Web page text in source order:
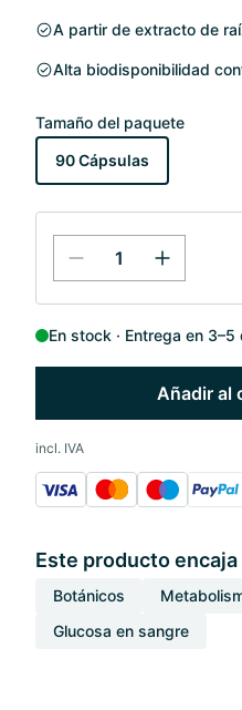
A partir de extracto de
Alta biodisponibilidad
Tamaño del paquete
90 Cápsulas
En stock Entrega en
Añadir al
incl. IVA
Este producto
Botánicos
Glucosa en sangre